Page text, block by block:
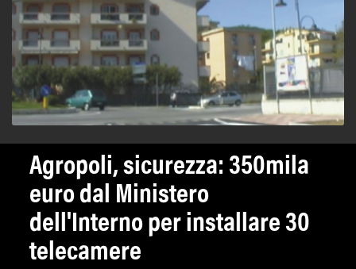
Agropoli, sicurezza: 350mila
euro dal Ministero
dell'Interno per installare 30
telecamere